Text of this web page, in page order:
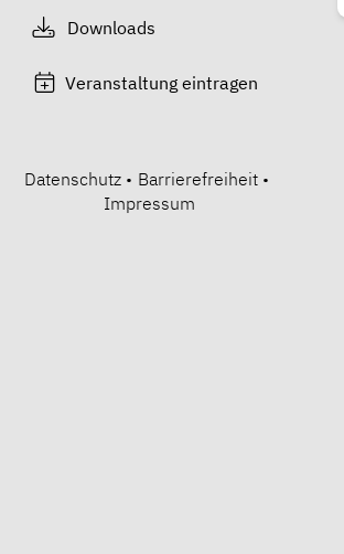
Downloads
Veranstaltung eintragen
Datenschutz • Barrierefreiheit •
Impressum